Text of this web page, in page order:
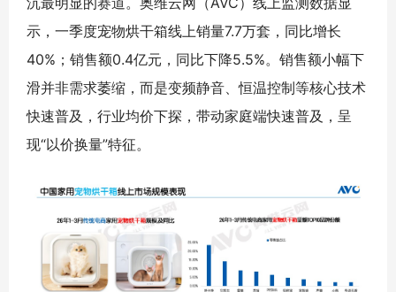
示，一季度宠物烘干箱线上销量7.7万套，同比增长
40%；销售额0.4亿元，同比下降5.5%。销售额小幅下
滑并非需求萎缩，而是变频静音、恒温控制等核心技术
快速普及，行业均价下探，带动家庭端快速普及，呈
现“以价换量”特征。